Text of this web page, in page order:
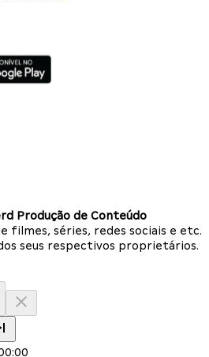
Produção de Conteúdo
filmes, séries, redes sociais e etc.
seus respectivos proprietários.